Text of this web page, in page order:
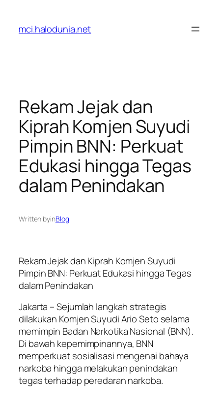
konten
mci.halodunia.net
Rekam Jejak dan
Kiprah Komjen Suyudi
Pimpin BNN: Perkuat
Edukasi hingga Tegas
dalam Penindakan
Written byinBlog
Rekam Jejak dan Kiprah Komjen Suyudi
Pimpin BNN: Perkuat Edukasi hingga Tegas
dalam Penindakan
Jakarta – Sejumlah langkah strategis
dilakukan Komjen Suyudi Ario Seto selama
memimpin Badan Narkotika Nasional (BNN).
Di bawah kepemimpinannya, BNN
memperkuat sosialisasi mengenai bahaya
narkoba hingga melakukan penindakan
tegas terhadap peredaran narkoba.